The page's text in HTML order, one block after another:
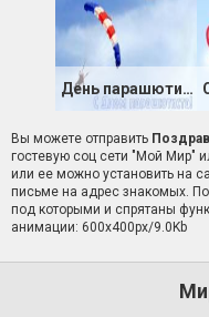
День парашютиста
Вы можете отправить
гостевую соц сети "Мой Мир"
или ее можно установить на
письме на адрес знакомых.
под которыми и спрятаны
анимации: 600x400px/9.0Kb